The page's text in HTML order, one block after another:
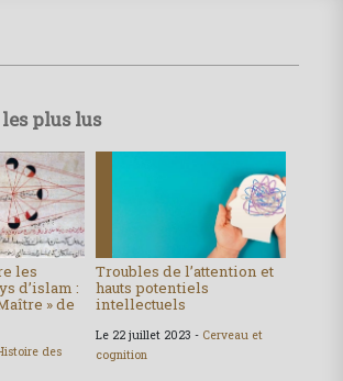
plus lus
les
d’islam :
» de
des
Troubles de l’attention et
hauts potentiels
intellectuels
Le 22 juillet 2023 - Cerveau et
cognition